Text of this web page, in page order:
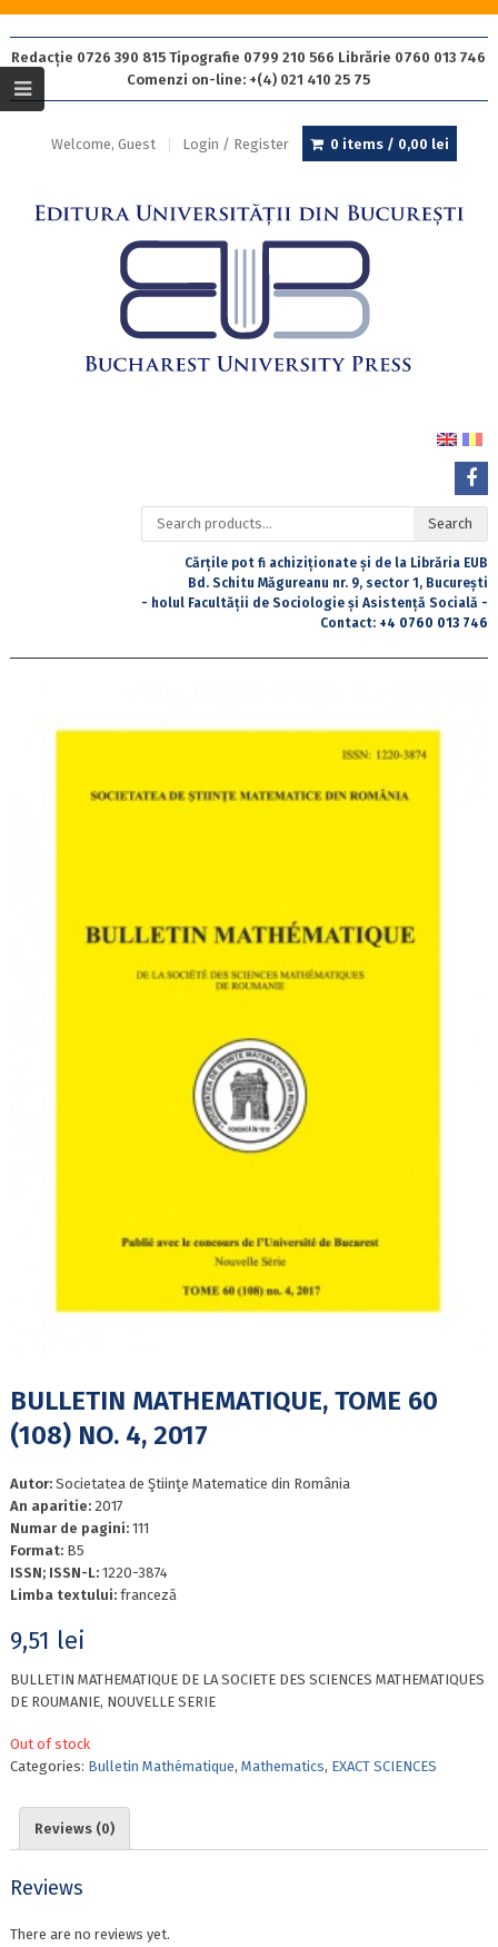
Redacție 0726 390 815 Tipografie 0799 210 566 Librărie 0760 013 746
Comenzi on-line: +(4) 021 410 25 75
Welcome, Guest Login / Register 0 items / 0,00 lei
Search
for:
Search
Cărțile pot fi achiziționate și de la Librăria EUB
Bd. Schitu Măgureanu nr. 9, sector 1, București
- holul Facultății de Sociologie și Asistență Socială -
Contact: +4 0760 013 746
BULLETIN MATHEMATIQUE, TOME 60
(108) NO. 4, 2017
Autor: Societatea de Ştiinţe Matematice din România
An aparitie: 2017
Numar de pagini: 111
Format: B5
ISSN; ISSN-L: 1220-3874
Limba textului: franceză
9,51 lei
BULLETIN MATHEMATIQUE DE LA SOCIETE DES SCIENCES MATHEMATIQUES
DE ROUMANIE, NOUVELLE SERIE
Out of stock
Categories: Bulletin Mathématique, Mathematics, EXACT SCIENCES
Reviews (0)
Reviews
There are no reviews yet.